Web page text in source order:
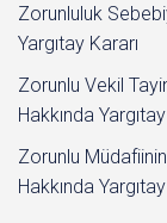
Zorunluluk
Yargıtay Kararı
Zorunlu Vekil
Hakkında
Zorunlu Müdafiinin
Hakkında